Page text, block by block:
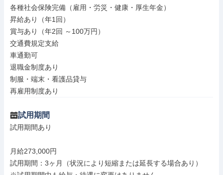
各種社会保険完備（雇用・労災・健康・厚生年金）
昇給あり（年1回）
賞与あり（年2回 ～100万円）
交通費規定支給
車通勤可
退職金制度あり
制服・端末・看護品貸与
再雇用制度あり
試用期間
試用期間あり
月給273,000円
試用期間：3ヶ月（状況により短縮または延長する場合あり）